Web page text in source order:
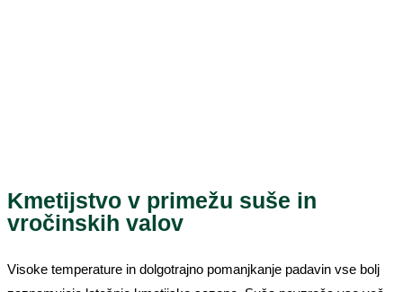
Kmetijstvo v primežu suše in
vročinskih valov
Visoke temperature in dolgotrajno pomanjkanje padavin vse bolj